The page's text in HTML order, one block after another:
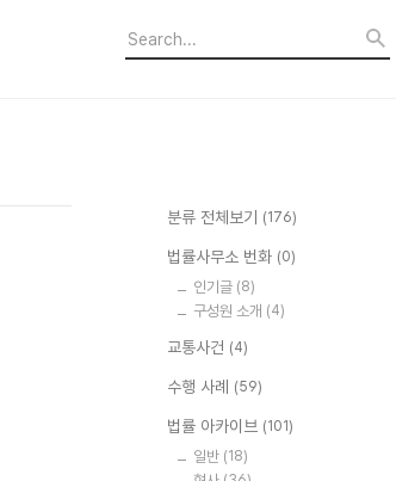
분류 전체보기 (176)
법률사무소 번화 (0)
인기글 (8)
구성원 소개 (4)
교통사건 (4)
수행 사례 (59)
법률 아카이브 (101)
일반 (18)